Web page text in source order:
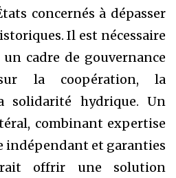
concernés à dépasser
Il est nécessaire
cadre de gouvernance
la coopération, la
solidarité hydrique. Un
combinant expertise
indépendant et garanties
offrir une solution